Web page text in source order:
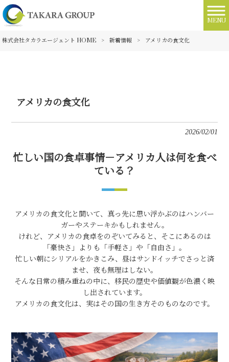
MENU
株式会社タカラエージェント HOME > 新着情報 > アメリカの食文化
アメリカの食文化
2026/02/01
忙しい国の食卓事情－アメリカ人は何を食べ
ている？
アメリカの食文化と聞いて、真っ先に思い浮かぶのはハンバー
ガーやステーキかもしれません。
けれど、アメリカの食卓をのぞいてみると、そこにあるのは
「豪快さ」よりも「手軽さ」や「自由さ」。
忙しい朝にシリアルをかきこみ、昼はサンドイッチでさっと済
ませ、夜も無理はしない。
そんな日常の積み重ねの中に、移民の歴史や価値観が色濃く映
し出されています。
アメリカの食文化は、実はその国の生き方そのものなのです。